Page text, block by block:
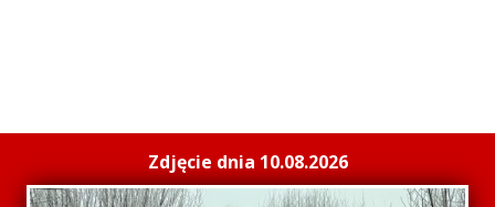
Zdjęcie dnia 10.08.2026